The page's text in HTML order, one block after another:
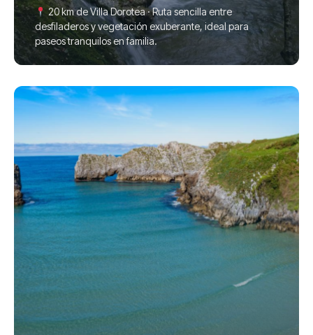
20 km de Villa Dorotea · Ruta sencilla entre
desfiladeros y vegetación exuberante, ideal para
paseos tranquilos en familia.